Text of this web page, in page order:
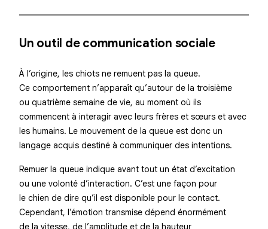
Un outil de communication sociale
À l’origine, les chiots ne remuent pas la queue.
Ce comportement n’apparaît qu’autour de la troisième
ou quatrième semaine de vie, au moment où ils
commencent à interagir avec leurs frères et sœurs et avec
les humains. Le mouvement de la queue est donc un
langage acquis destiné à communiquer des intentions.
Remuer la queue indique avant tout un état d’excitation
ou une volonté d’interaction. C’est une façon pour
le chien de dire qu’il est disponible pour le contact.
Cependant, l’émotion transmise dépend énormément
de la vitesse, de l’amplitude et de la hauteur